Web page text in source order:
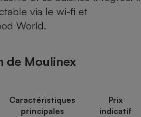
via le wi-fi et
World.
de Moulinex
Caractéristiques
principales
Prix
indicatif